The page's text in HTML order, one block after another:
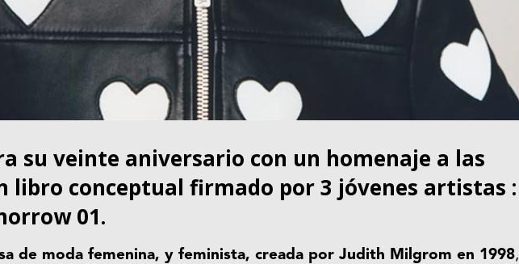
su veinte aniversario con un homenaje a las
libro conceptual firmado por 3 jóvenes artistas :
01.
de moda femenina, y feminista, creada por Judith Milgrom en 1998,